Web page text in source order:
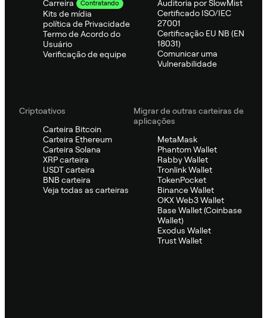
Carreira
Contratando
Kits de mídia
política de Privacidade
Termo de Acordo do
Usuário
Verificação de equipe
Auditoria por SlowMist
Certificado ISO/IEC
27001
Certificação EU NB (EN
18031)
Comunicar uma
Vulnerabilidade
Criptoativos
Carteira Bitcoin
Carteira Ethereum
Carteira Solana
XRP carteira
USDT carteira
BNB carteira
Veja todas as carteiras
Migrar de outras carteiras de
aplicações
MetaMask
Phantom Wallet
Rabby Wallet
Tronlink Wallet
TokenPocket
Binance Wallet
OKX Web3 Wallet
Base Wallet (Coinbase
Wallet)
Exodus Wallet
Trust Wallet